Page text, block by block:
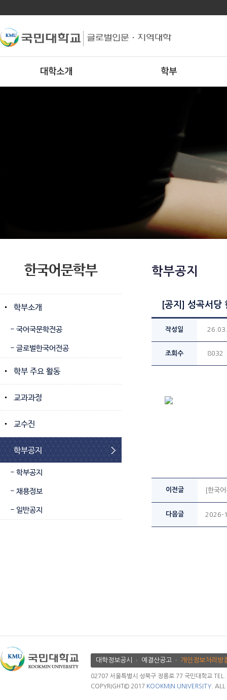
대학소개 학부
한국어문학부
학부소개
- 국어국문학전공
- 글로벌한국어전공
학부 주요 활동
교과과정
교수진
학부공지
- 학부공지
- 채용정보
- 일반공지
학부공지
[공지] 성곡서
작성일
조회수 8032
이전글 [한국
다음글 2026-1
대학정보공시 예결산공고 개인정보처리방
02707 서울특별시 성북구 정릉로 77 국민대학교
COPYRIGHT© 2017 KOOKMIN UNIVERSITY. ALL